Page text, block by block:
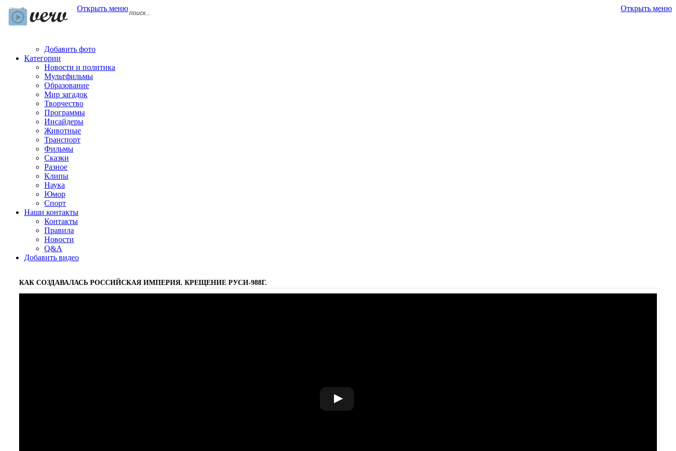
Открыть меню Открыть меню
Добавить фото
Категории
Новости и политика
Мультфильмы
Образование
Мир загадок
Творчество
Программы
Инсайдеры
Животные
Транспорт
Фильмы
Сказки
Разное
Клипы
Наука
Юмор
Спорт
Наши контакты
Контакты
Правила
Новости
Q&A
Добавить видео
КАК СОЗДАВАЛАСЬ РОССИЙСКАЯ ИМПЕРИЯ. КРЕЩЕНИЕ РУСИ-988Г.